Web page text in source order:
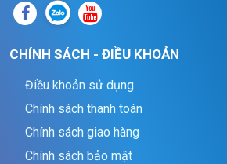
CHÍNH SÁCH - ĐIỀU KHOẢN
Điều khoản sử dụng
Chính sách thanh toán
Chính sách giao hàng
Chính sách bảo mật